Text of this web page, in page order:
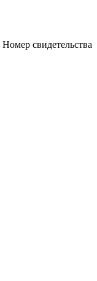
Номер свидетельства